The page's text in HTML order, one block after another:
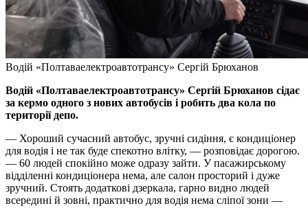
Водій «Полтаваелектроавтотрансу» Сергій Брюханов
Водій «Полтаваелектроавтотрансу» Сергій Брюханов сідає
за кермо одного з нових автобусів і робить два кола по
території депо.
— Хороший сучасний автобус, зручні сидіння, є кондиціонер
для водія і не так буде спекотно влітку, — розповідає дорогою.
— 60 людей спокійно може одразу зайти. У пасажирському
відділенні кондиціонера нема, але салон просторий і дуже
зручний. Стоять додаткові дзеркала, гарно видно людей
всередині й зовні, практично для водія нема сліпої зони —